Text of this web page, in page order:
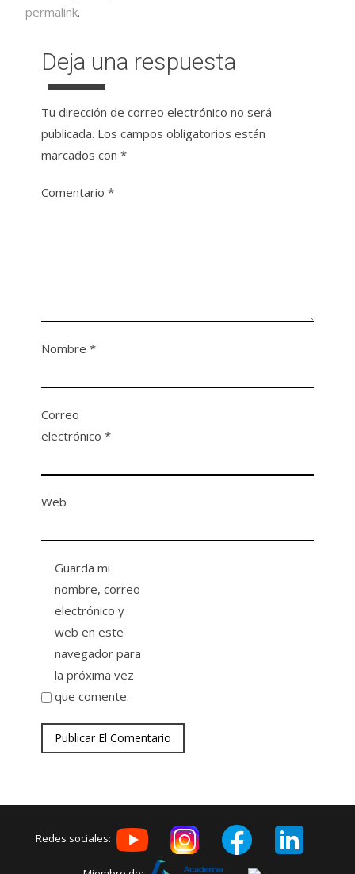
permalink.
Deja una respuesta
Tu dirección de correo electrónico no será
publicada. Los campos obligatorios están
marcados con*
Comentario*
Nombre*
Correo
electrónico*
Web
Guarda mi
nombre, correo
electrónico y
web en este
navegador para
la próxima vez
que comente.
Redes sociales: